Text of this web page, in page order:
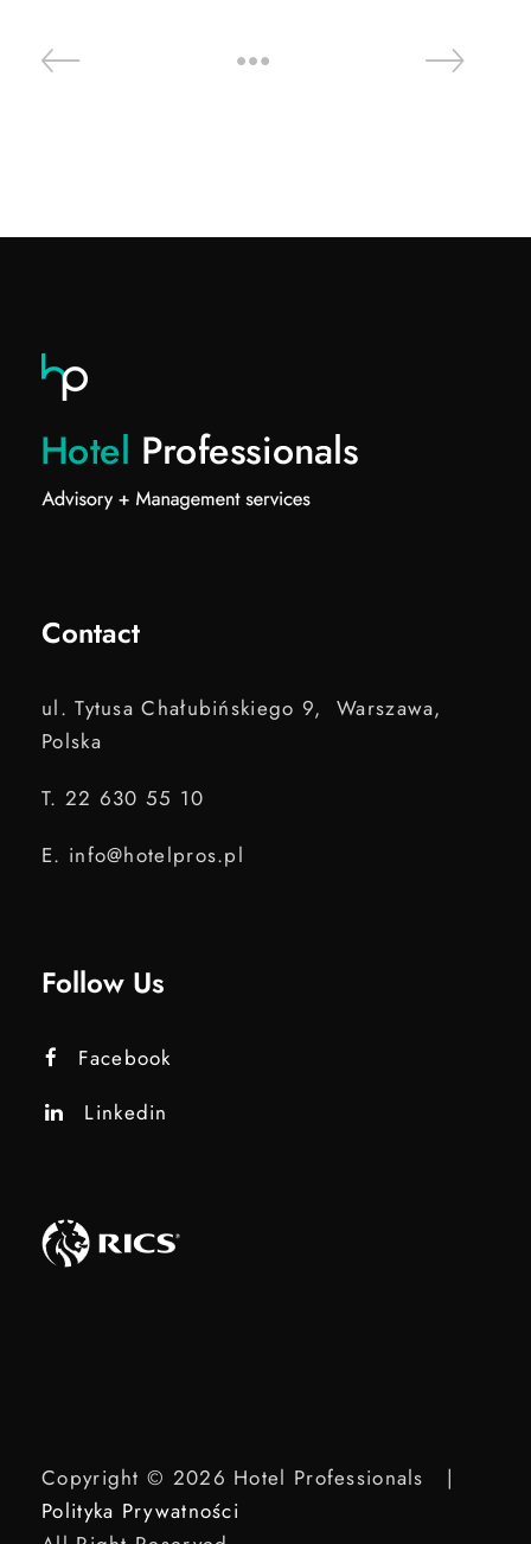
Contact
ul. Tytusa Chałubińskiego 9, Warszawa,
Polska
T. 22 630 55 10
E. info@hotelpros.pl
Follow Us
Facebook
Linkedin
Copyright © 2026 Hotel Professionals |
Polityka Prywatności